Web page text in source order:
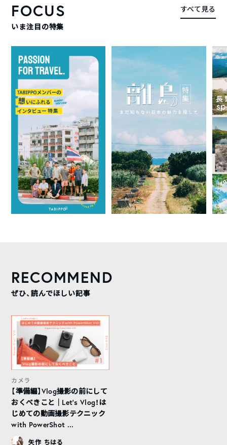
FOCUS
いま注目の特集
すべて見る
RECOMMEND
ぜひ、読んでほしい記事
カメラ
【準備編】Vlog撮影の前にして
おくべきこと｜Let’s Vlog！は
じめての動画撮影テクニック
with PowerShot ...
矢作 ちはる